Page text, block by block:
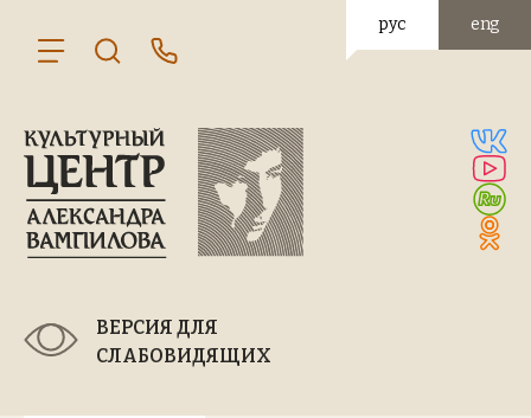
рус eng
ВЕРСИЯ ДЛЯ
СЛАБОВИДЯЩИХ